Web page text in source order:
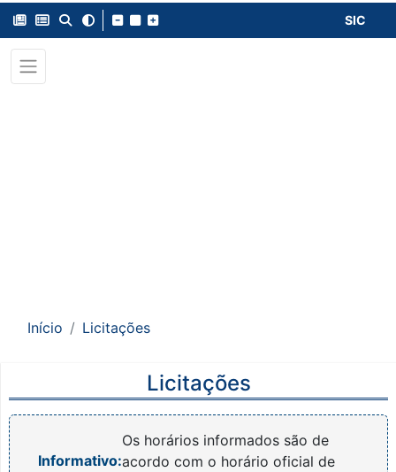
SIC
Início Licitações
Licitações
Informativo:
Os horários informados são de
acordo com o horário oficial de